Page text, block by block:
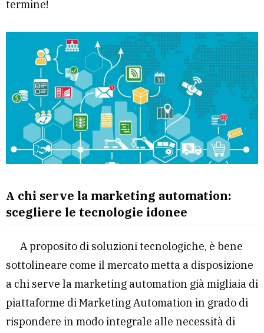
termine!
A chi serve la marketing automation:
scegliere le tecnologie idonee
A proposito di soluzioni tecnologiche, è bene
sottolineare come il mercato metta a disposizione
a chi serve la marketing automation già migliaia di
piattaforme di Marketing Automation in grado di
rispondere in modo integrale alle necessità di